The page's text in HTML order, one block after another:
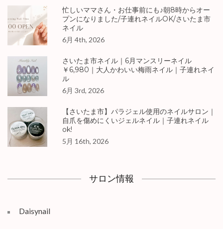
忙しいママさん・お仕事前にも♪朝8時からオー
プンになりました/子連れネイルOK/さいたま市
ネイル
6月 4th, 2026
さいたま市ネイル｜6月マンスリーネイル
￥6,980｜大人かわいい梅雨ネイル｜子連れネイ
ル
6月 3rd, 2026
【さいたま市】パラジェル使用のネイルサロン｜
自爪を傷めにくいジェルネイル｜子連れネイル
ok!
5月 16th, 2026
サロン情報
Daisynail